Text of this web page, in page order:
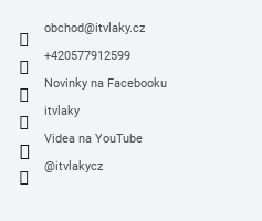
obchod@itvlaky.cz
+420577912599
Novinky na Facebooku
itvlaky
Videa na YouTube
@itvlakycz